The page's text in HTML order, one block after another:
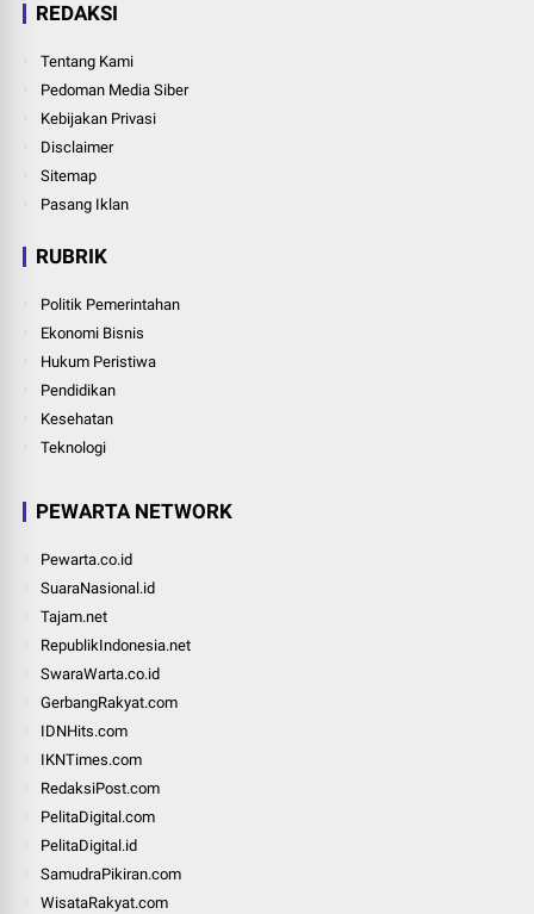
REDAKSI
Tentang Kami
Pedoman Media Siber
Kebijakan Privasi
Disclaimer
Sitemap
Pasang Iklan
RUBRIK
Politik Pemerintahan
Ekonomi Bisnis
Hukum Peristiwa
Pendidikan
Kesehatan
Teknologi
PEWARTA NETWORK
Pewarta.co.id
SuaraNasional.id
Tajam.net
RepublikIndonesia.net
SwaraWarta.co.id
GerbangRakyat.com
IDNHits.com
IKNTimes.com
RedaksiPost.com
PelitaDigital.com
PelitaDigital.id
SamudraPikiran.com
WisataRakyat.com